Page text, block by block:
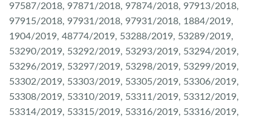
97587/2018, 97871/2018, 97874/2018, 97913/2018,
97915/2018, 97931/2018, 97931/2018, 1884/2019,
1904/2019, 48774/2019, 53288/2019, 53289/2019,
53290/2019, 53292/2019, 53293/2019, 53294/2019,
53296/2019, 53297/2019, 53298/2019, 53299/2019,
53302/2019, 53303/2019, 53305/2019, 53306/2019,
53308/2019, 53310/2019, 53311/2019, 53312/2019,
53314/2019, 53315/2019, 53316/2019, 53316/2019,